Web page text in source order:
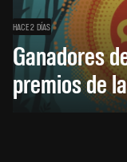
HACE 2 DÍAS
Ganadores
premios de